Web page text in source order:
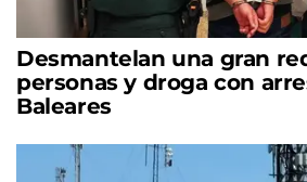
Desmantelan una gran
personas y droga con
Baleares